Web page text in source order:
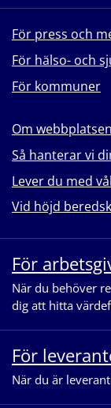
För press och
För hälso- och
För kommuner
Om webbplatsen
Så hanterar vi
Lever du med
Vid höjd
För
När du behöver
dig att hitta
För
När du är